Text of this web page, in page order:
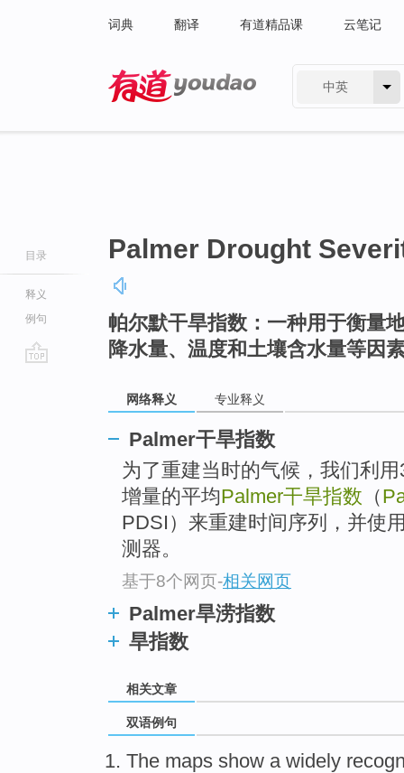
词典 翻译 有道精品课 云笔记
中英
目录
释义
例句
Palmer Drought
帕尔默干旱指数：一种用于衡量
降水量、温度和土壤含水量等因
网络释义 专业释义
Palmer干旱指数
为了重建当时的气候，我们利
增量的平均Palmer干旱指数 （
PDSI）来重建时间序列，并使
测器。
基于8个网页-相关网页
Palmer旱涝指数
旱指数
相关文章
双语例句
The maps show a widely